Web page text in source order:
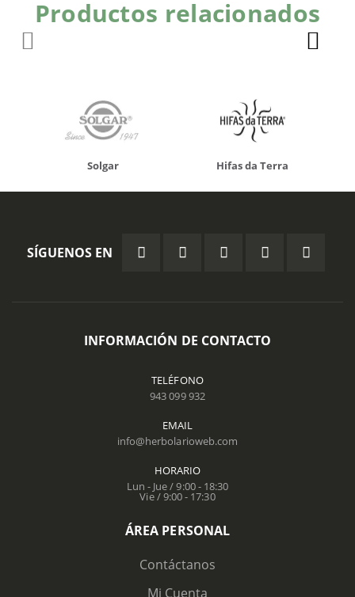
Productos relacionados
Solgar Hifas da Terra
SÍGUENOS EN
INFORMACIÓN DE CONTACTO
TELÉFONO
943 099 932
EMAIL
info@herbolarioweb.com
HORARIO
Lun - Jue / 9:00 - 18:30
Vie / 9:00 - 17:30
ÁREA PERSONAL
Contáctanos
Mi Cuenta